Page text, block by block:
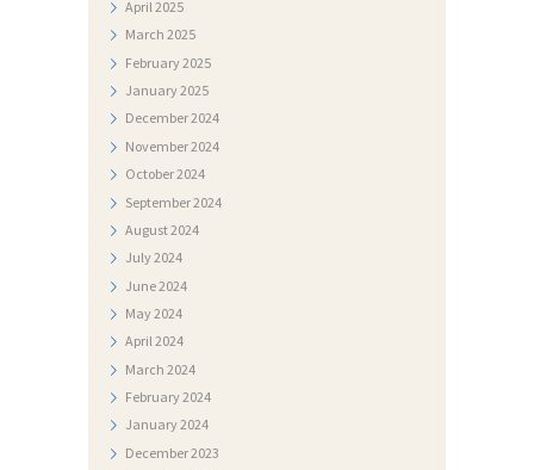
April2025
March 2025
February2025
January2025
December2024
November2024
October2024
September2024
August2024
July2024
June2024
May2024
April2024
March 2024
February2024
January2024
December2023